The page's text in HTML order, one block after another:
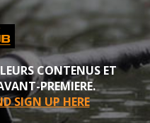
CONTENUS ET
PREMIERE.
SIGN UP HERE